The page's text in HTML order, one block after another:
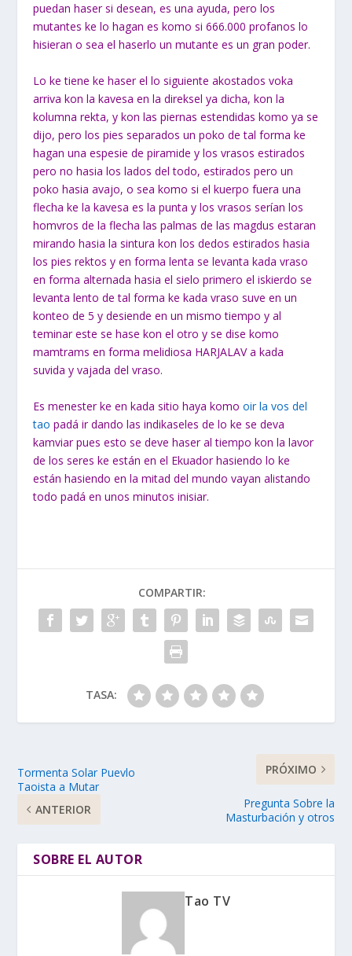
puedan haser si desean, es una ayuda, pero los
mutantes ke lo hagan es komo si 666.000 profanos lo
hisieran o sea el haserlo un mutante es un gran poder.
Lo ke tiene ke haser el lo siguiente akostados voka
arriva kon la kavesa en la direksel ya dicha, kon la
kolumna rekta, y kon las piernas estendidas komo ya se
dijo, pero los pies separados un poko de tal forma ke
hagan una espesie de piramide y los vrasos estirados
pero no hasia los lados del todo, estirados pero un
poko hasia avajo, o sea komo si el kuerpo fuera una
flecha ke la kavesa es la punta y los vrasos serían los
homvros de la flecha las palmas de las magdus estaran
mirando hasia la sintura kon los dedos estirados hasia
los pies rektos y en forma lenta se levanta kada vraso
en forma alternada hasia el sielo primero el iskierdo se
levanta lento de tal forma ke kada vraso suve en un
konteo de 5 y desiende en un mismo tiempo y al
teminar este se hase kon el otro y se dise komo
mamtrams en forma melidiosa HARJALAV a kada
suvida y vajada del vraso.
Es menester ke en kada sitio haya komooir la vos del
tao padá ir dando las indikaseles de lo ke se deva
kamviar pues esto se deve haser al tiempo kon la lavor
de los seres ke están en el Ekuador hasiendo lo ke
están hasiendo en la mitad del mundo vayan alistando
todo padá en unos minutos inisiar.
COMPARTIR:
TASA:
Tormenta Solar Puevlo
Taoista a Mutar
ANTERIOR
PRÓXIMO
Pregunta Sobre la
Masturbación y otros
SOBRE EL AUTOR
Tao TV